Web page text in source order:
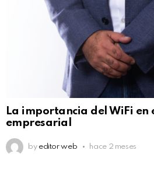
La importancia del WiFi en
empresarial
by editor web hace 2 meses